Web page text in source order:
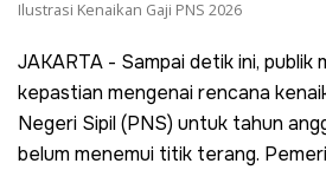
Ilustrasi Kenaikan Gaji PNS 2026
JAKARTA - Sampai detik ini, publik
kepastian mengenai rencana
Negeri Sipil (PNS) untuk tahun
belum menemui titik terang.